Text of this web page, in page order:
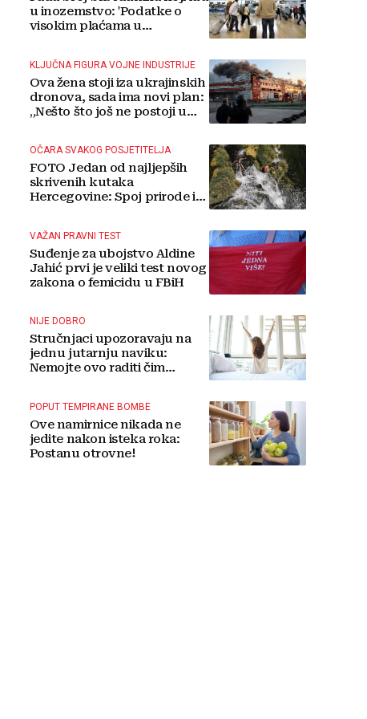
u inozemstvo: 'Podatke o
visokim plaćama u
KLJUČNA FIGURA VOJNE INDUSTRIJE
Ova žena stoji iza ukrajinskih
dronova, sada ima novi plan:
„Nešto što još ne postoji u
OČARA SVAKOG POSJETITELJA
FOTO Jedan od najljepših
skrivenih kutaka
Hercegovine: Spoj prirode i
VAŽAN PRAVNI TEST
Suđenje za ubojstvo Aldine
Jahić prvi je veliki test novog
zakona o femicidu u FBiH
NIJE DOBRO
Stručnjaci upozoravaju na
jednu jutarnju naviku:
Nemojte ovo raditi čim
POPUT TEMPIRANE BOMBE
Ove namirnice nikada ne
jedite nakon isteka roka:
Postanu otrovne!